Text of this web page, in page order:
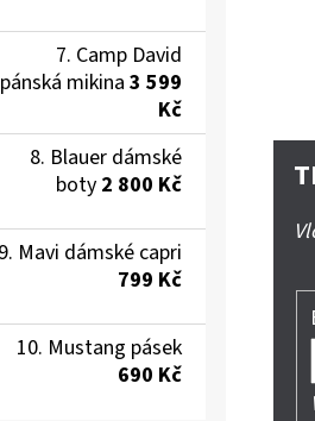
Camp David
pánská mikina 3 599
Kč
Blauer dámské
boty 2 800 Kč
Mavi dámské capri
799 Kč
Mustang pásek
690 Kč